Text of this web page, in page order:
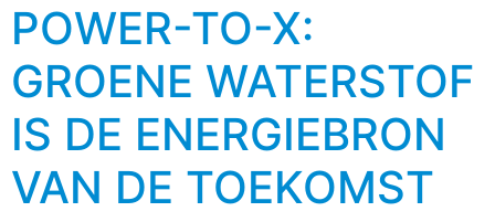
POWER-TO-X:
GROENE WATERSTOF
IS DE ENERGIEBRON
VAN DE TOEKOMST